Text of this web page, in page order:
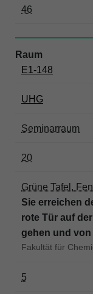
46
E1-148
UHG
Seminarraum
20
Grüne Tafel,
Sie erreichen
rote Tür auf
gehen und von
Fakultät für
5